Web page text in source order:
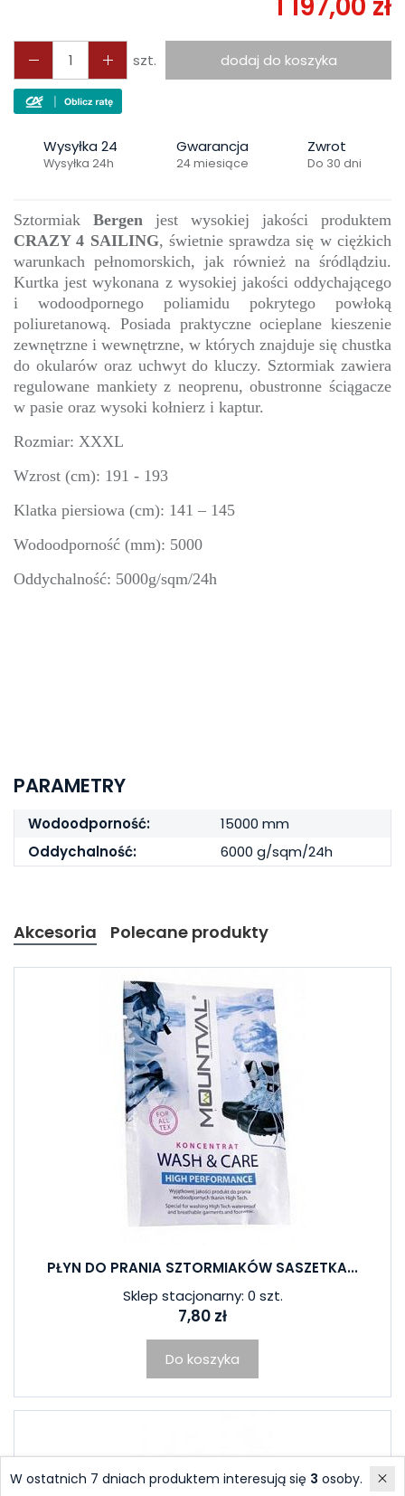
szt. dodaj do koszyka
Wysyłka 24
Wysyłka 24h
Gwarancja
24 miesiące
Zwrot
Do 30 dni
Sztormiak Bergen jest wysokiej jakości produktem
CRAZY 4 SAILING, świetnie sprawdza się w ciężkich
warunkach pełnomorskich, jak również na śródlądziu.
Kurtka jest wykonana z wysokiej jakości oddychającego
i wodoodpornego poliamidu pokrytego powłoką
poliuretanową. Posiada praktyczne ocieplane kieszenie
zewnętrzne i wewnętrzne, w których znajduje się chustka
do okularów oraz uchwyt do kluczy. Sztormiak zawiera
regulowane mankiety z neoprenu, obustronne ściągacze
w pasie oraz wysoki kołnierz i kaptur.
Rozmiar: XXXL
Wzrost (cm): 191 - 193
Klatka piersiowa (cm): 141 – 145
Wodoodporność (mm): 5000
Oddychalność: 5000g/sqm/24h
PARAMETRY
Wodoodporność:
15000 mm
Oddychalność:
6000 g/sqm/24h
Akcesoria Polecane produkty
PŁYN DO PRANIA SZTORMIAKÓW SASZETKA...
Sklep stacjonarny: 0 szt.
7,80 zł
Do koszyka
W ostatnich 7 dniach produktem interesują się 3 osoby.